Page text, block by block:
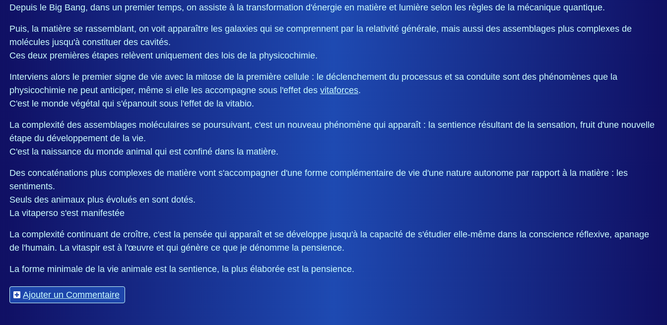
Depuis le Big Bang, dans un premier temps, on assiste à la transformation d'énergie en matière et lumière selon les règles de la mécanique quantique.
Puis, la matière se rassemblant, on voit apparaître les galaxies qui se comprennent par la relativité générale, mais aussi des assemblages plus complexes de
molécules jusqu'à constituer des cavités.
Ces deux premières étapes relèvent uniquement des lois de la physicochimie.
Interviens alors le premier signe de vie avec la mitose de la première cellule : le déclenchement du processus et sa conduite sont des phénomènes que la
physicochimie ne peut anticiper, même si elle les accompagne sous l'effet des vitaforces.
C'est le monde végétal qui s'épanouit sous l'effet de la vitabio.
La complexité des assemblages moléculaires se poursuivant, c'est un nouveau phénomène qui apparaît : la sentience résultant de la sensation, fruit d'une nouvelle
étape du développement de la vie.
C'est la naissance du monde animal qui est confiné dans la matière.
Des concaténations plus complexes de matière vont s'accompagner d'une forme complémentaire de vie d'une nature autonome par rapport à la matière : les
sentiments.
Seuls des animaux plus évolués en sont dotés.
La vitaperso s'est manifestée
La complexité continuant de croître, c'est la pensée qui apparaît et se développe jusqu'à la capacité de s'étudier elle-même dans la conscience réflexive, apanage
de l'humain. La vitaspir est à l'œuvre et qui génère ce que je dénomme la pensience.
La forme minimale de la vie animale est la sentience, la plus élaborée est la pensience.
Ajouter un Commentaire